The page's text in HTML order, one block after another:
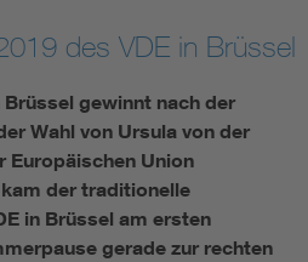
des VDE in Brüssel
gewinnt nach der
Wahl von Ursula von der
Europäischen Union
der traditionelle
in Brüssel am ersten
gerade zur rechten